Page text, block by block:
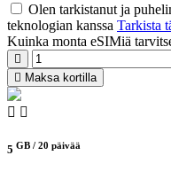
Olen tarkistanut ja
teknologian kanssa Tarkista
Kuinka monta eSIMiä
Maksa kortilla
5 GB / 20 päivää